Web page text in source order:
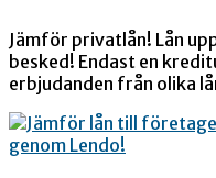
Jämför privatlån! Lån
besked! Endast en
erbjudanden från olika